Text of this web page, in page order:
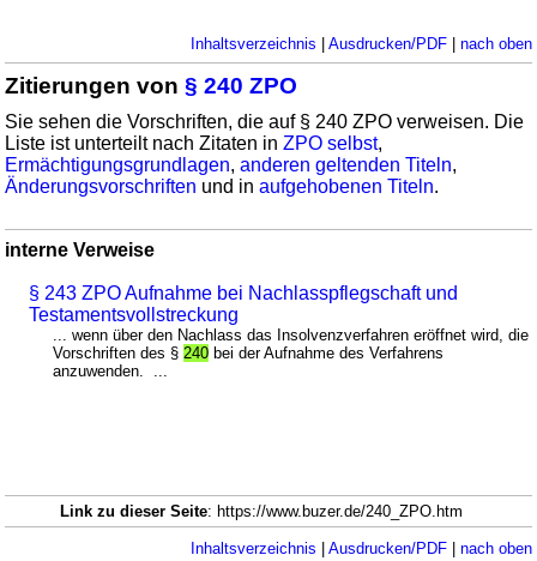
Inhaltsverzeichnis | Ausdrucken/PDF| nach oben
Zitierungen von§ 240 ZPO
Sie sehen die Vorschriften, die auf § 240 ZPO verweisen. Die
Liste ist unterteilt nach Zitaten inZPO selbst,
Ermächtigungsgrundlagen,anderen geltenden Titeln,
Änderungsvorschriften und inaufgehobenen Titeln.
interne Verweise
§ 243 ZPO Aufnahme bei Nachlasspflegschaft und
Testamentsvollstreckung
... wenn über den Nachlass das Insolvenzverfahren eröffnet wird, die
Vorschriften des § 240 bei der Aufnahme des Verfahrens
anzuwenden. ...
Link zu dieser Seite: https://www.buzer.de/240_ZPO.htm
Inhaltsverzeichnis | Ausdrucken/PDF| nach oben